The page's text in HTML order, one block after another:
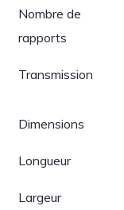
Nombre de
rapports
Transmission
Dimensions
Longueur
Largeur